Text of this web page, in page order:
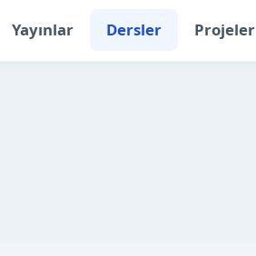
Yayınlar Dersler Projeler